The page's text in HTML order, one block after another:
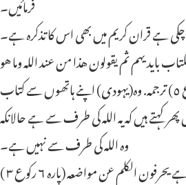
ہے قران کریم میں بھی اس کا تذکرہ ہے۔
بايديهم ثم يقولون هذا من عند الله وما هو
من عند الله( پارہ ٢ رکوع ٥) ترجمہ. وہ(یہودی) اپنے ہاتھوں سے کتاب
کہتے ہیں کہ یہ اللہ کی طرف سے ہے حالانکہ
وہ اللہ کی طرف سے نہیں ہے۔
الكلم عن مواضعه (پارہ ٦ رکوع ٣ )